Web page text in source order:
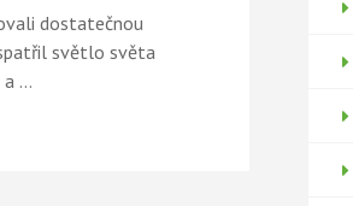
dostatečnou
světlo světa
a …